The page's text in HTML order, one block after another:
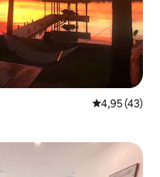
4,95 av 5 i
4,95 (43)